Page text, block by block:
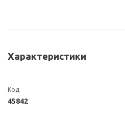
Характеристики
Код
45842